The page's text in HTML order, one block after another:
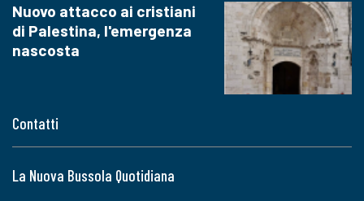
Contatti
La Nuova Bussola Quotidiana
Nuovo attacco ai cristiani
di Palestina, l'emergenza
nascosta